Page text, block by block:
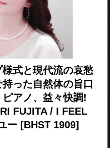
式と現代流の哀愁
った自然体の旨口
ピアノ、益々快調!
FUJITA / I FEEL
ー [BHST 1909]